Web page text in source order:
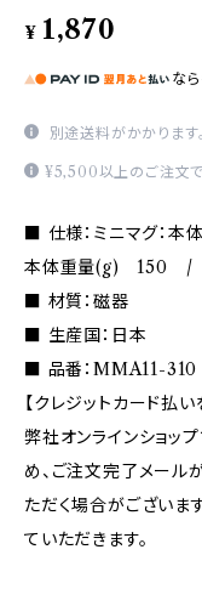
¥ 1,870
なら
別途送料がかかります
¥5,500以上のご注文で
■ 仕様：ミニマグ
本体重量(g) 150 /
■ 材質：磁器
■ 生産国：日本
■ 品番：MMA11-310
【クレジットカード払
弊社オンラインショッ
め、ご注文完了メール
ただく場合がございま
ていただきます。